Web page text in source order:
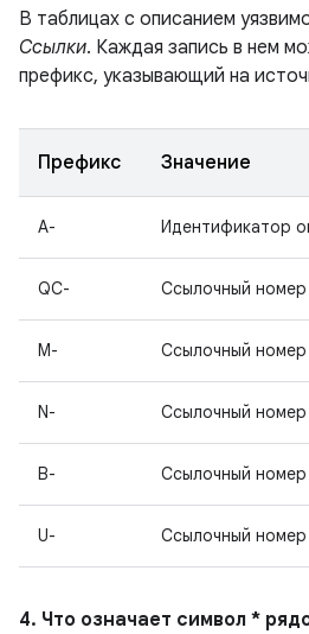
В таблицах с описанием
Ссылки. Каждая запись в нем
префикс, указывающий на
Префикс Значение
A- Идентификатор
QC- Ссылочный номер
M- Ссылочный номер
N- Ссылочный номер
B- Ссылочный
U- Ссылочный номер
4. Что означает символ *